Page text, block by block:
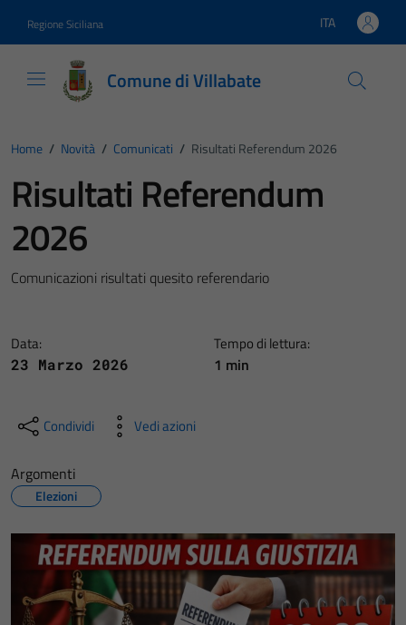
Regione Siciliana Lingua attiva:
ITA
Comune di Villabate
Home / Novità / Comunicati / Risultati Referendum 2026
Risultati Referendum
2026
Comunicazioni risultati quesito referendario
Data:
23 Marzo 2026
Tempo di lettura:
1 min
Condividi Vedi azioni
Argomenti
Elezioni